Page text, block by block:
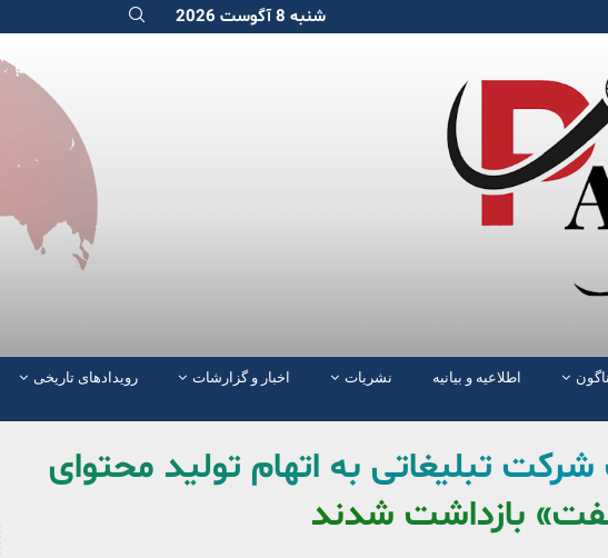
شنبه 8 آگوست 2026
اطلاعیه و بیانیه نشریات اخبار و گزارشات رویدادهای تاریخی
کارمند یک شرکت تبلیغاتی به اتهام تولید محتوای
بازداشت شدند